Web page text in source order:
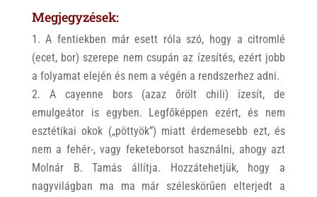
Megjegyzések:
A fentiekben már esett róla szó, hogy a citromlé
(ecet, bor) szerepe nem csupán az ízesítés, ezért jobb
a folyamat elején és nem a végén a rendszerhez adni.
A cayenne bors (azaz őrölt chili) ízesít, de
emulgeátor is egyben. Legfőképpen ezért, és nem
esztétikai okok („pöttyök”) miatt érdemesebb ezt, és
nem a fehér-, vagy feketeborsot használni, ahogy azt
Molnár B. Tamás állítja. Hozzátehetjük, hogy a
nagyvilágban ma ma már széleskörűen elterjedt a